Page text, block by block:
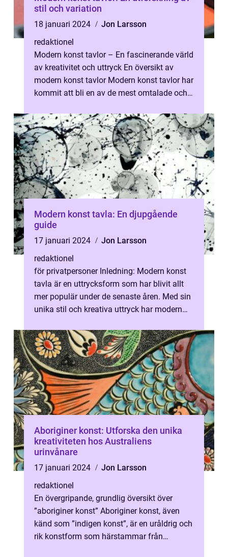
stil och variation
18 januari 2024
Jon Larsson
redaktionel
Modern konst tavlor – En fascinerande värld
av kreativitet och uttryck En översikt av
modern konst tavlor Modern konst tavlor har
kommit att bli en av de mest omtalade och
Modern konst tavla: En djupgående
guide
17 januari 2024
Jon Larsson
redaktionel
för privatpersoner Inledning: Modern konst
tavla är en uttrycksform som har blivit allt
mer populär under de senaste åren. Med sin
unika stil och kreativa uttryck har modern
Aboriginer konst: Utforska den unika
kreativiteten hos Australiens
urinvånare
17 januari 2024
Jon Larsson
redaktionel
En övergripande, grundlig översikt över
”aboriginer konst” Aboriginer konst, även
känd som ”indigen konst”, är en uråldrig och
rik konstform som härstammar från